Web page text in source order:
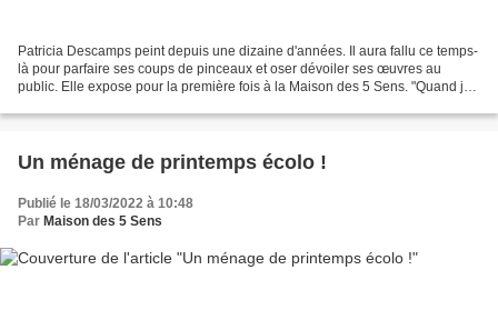
Patricia Descamps peint depuis une dizaine d'années. Il aura fallu ce temps-
là pour parfaire ses coups de pinceaux et oser dévoiler ses œuvres au
public. Elle expose pour la première fois à la Maison des 5 Sens. "Quand je
Un ménage de printemps écolo !
Publié le 18/03/2022 à 10:48
Par Maison des 5 Sens